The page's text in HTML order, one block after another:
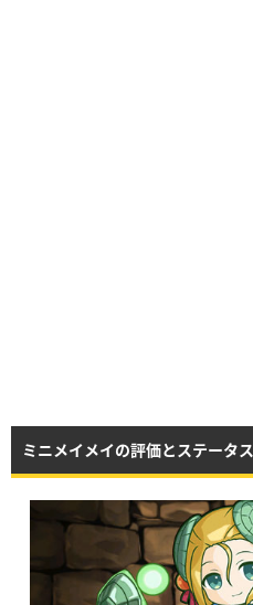
ミニメイメイの評価とステータス